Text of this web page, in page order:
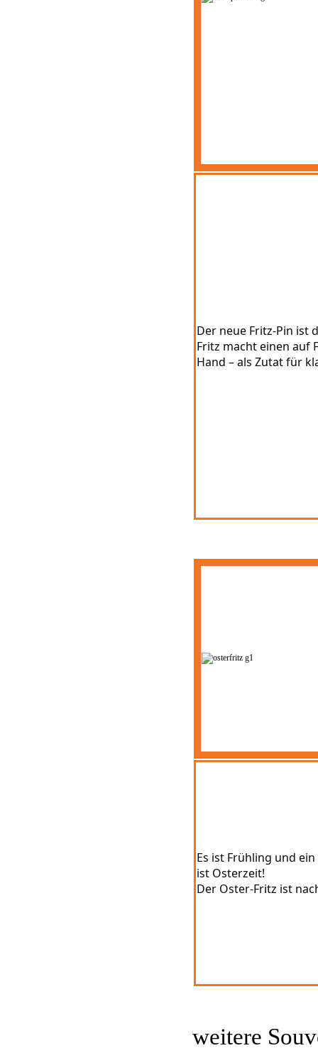
Der neue Fritz-Pin ist
Fritz macht einen auf
Hand – als Zutat für
Es ist Frühling und
ist Osterzeit!
Der Oster-Fritz ist
weitere